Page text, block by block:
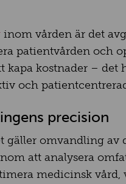
inom vården är det
patientvården och
kostnader – det
och
precision
omvandling av
att analysera
medicinsk vård,